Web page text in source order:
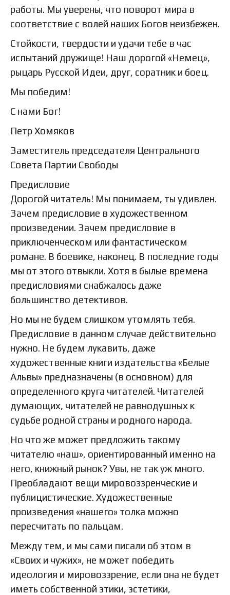
работы. Мы уверены, что поворот мира в
соответствие с волей наших Богов неизбежен.
Стойкости, твердости и удачи тебе в час
испытаний дружище! Наш дорогой «Немец»,
рыцарь Русской Идеи, друг, соратник и боец.
Мы победим!
С нами Бог!
Петр Хомяков
Заместитель председателя Центрального
Совета Партии Свободы
Предисловие
Дорогой читатель! Мы понимаем, ты удивлен.
Зачем предисловие в художественном
произведении. Зачем предисловие в
приключенческом или фантастическом
романе. В боевике, наконец. В последние годы
мы от этого отвыкли. Хотя в былые времена
предисловиями снабжалось даже
большинство детективов.
Но мы не будем слишком утомлять тебя.
Предисловие в данном случае действительно
нужно. Не будем лукавить, даже
художественные книги издательства «Белые
Альвы» предназначены (в основном) для
определенного круга читателей. Читателей
думающих, читателей не равнодушных к
судьбе родной страны и родного народа.
Но что же может предложить такому
читателю «наш», ориентированный именно на
него, книжный рынок? Увы, не так уж много.
Преобладают вещи мировоззренческие и
публицистические. Художественные
произведения «нашего» толка можно
пересчитать по пальцам.
Между тем, и мы сами писали об этом в
«Своих и чужих», не может победить
идеология и мировоззрение, если она не будет
иметь собственной этики, эстетики,